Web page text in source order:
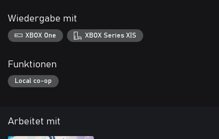
Wiedergabe mit
XBOX One XBOX Series X|S
Funktionen
Local co-op
Arbeitet mit